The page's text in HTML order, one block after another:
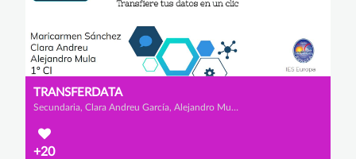
TRANSFERDATA
Secundaria, Clara Andreu García, Alejandro Mula López y Mª Carmen Sánchez Escarabajal
+20